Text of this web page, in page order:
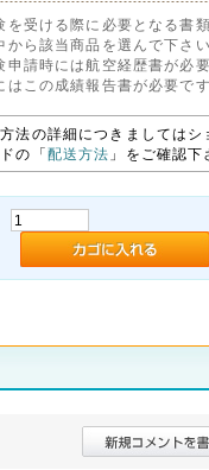
を受ける際に必要となる書
から該当商品を選んで下さい
申請時には航空経歴書が必要
はこの成績報告書が必要です
法の詳細につきましてはシ
の「配送方法 」をご確認下